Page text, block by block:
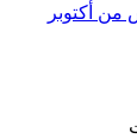
من أكتوبر